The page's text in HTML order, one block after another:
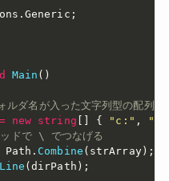
. Generic ;
Main ( )
ダ名が入った文字列型の配列
= new string [ ] { "c:" ,
ドで \ でつなげる
Path . Combine ( strArray) ;
(dirPath ) ;